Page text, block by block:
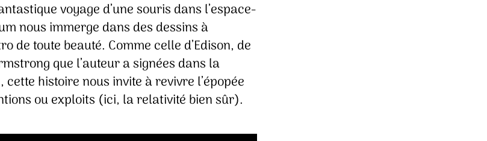
voyage d’une souris dans l’espace-
nous immerge dans des dessins à
de toute beauté. Comme celle d’Edison, de
que l’auteur a signées dans la
histoire nous invite à revivre l’épopée
ou exploits (ici, la relativité bien sûr).